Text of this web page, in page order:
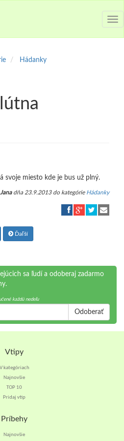
Hádanky
svoje miesto kde je bus už plný.
Janadňa 23.9.2013 do kategórie Hádanky
Ďaľší
sa ľudí a odoberaj zadarmo
každú nedeľu
Odoberať
Vtipy
V kategóriach
Najnovšie
TOP 10
Pridaj vtip
Príbehy
Najnovšie